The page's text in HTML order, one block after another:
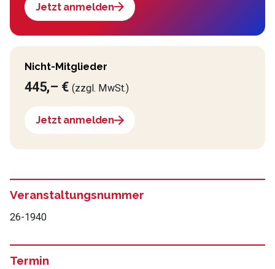
Jetzt anmelden
Nicht-Mitglieder
445,– €(zzgl. MwSt.)
Jetzt anmelden
Veranstaltungsnummer
26-1940
Termin